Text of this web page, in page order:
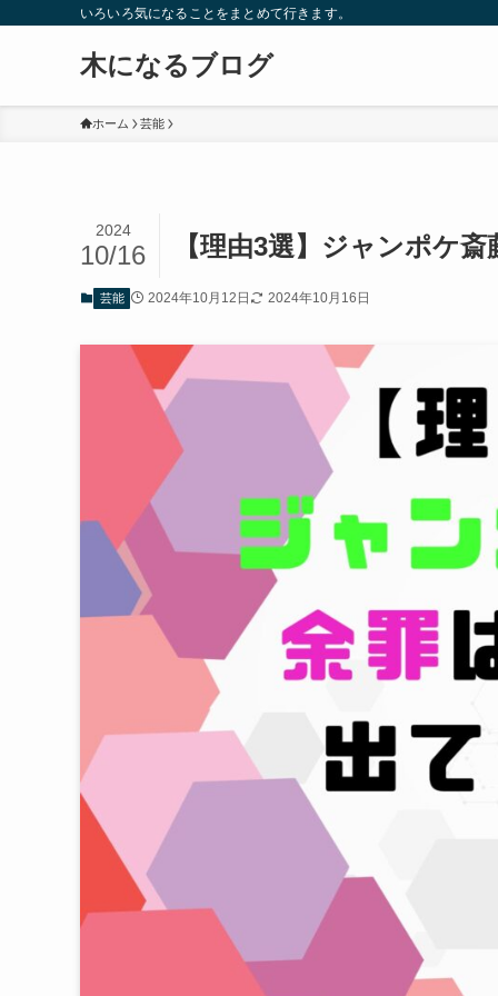
いろいろ気になることをまとめて行きます。
木になるブログ
ホーム 芸能
【理由3選】ジャンポケ
2024
10/16
芸能 2024年10月12日 2024年10月16日